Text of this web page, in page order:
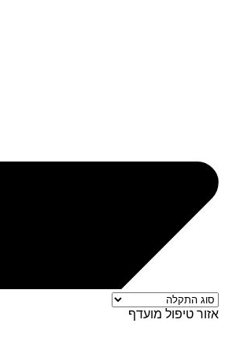
אזור טיפול מועדף